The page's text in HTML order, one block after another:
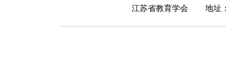
江苏省教育学会 地址